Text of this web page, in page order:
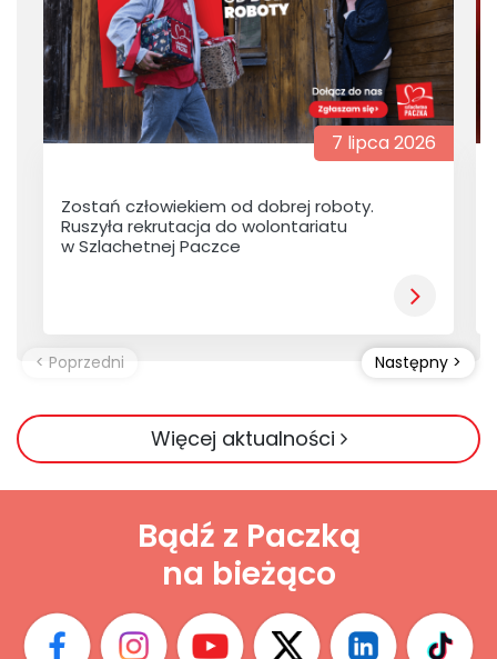
7 lipca 2026
Zostań człowiekiem od dobrej roboty.
Ruszyła rekrutacja do wolontariatu
w Szlachetnej Paczce
Więcej aktualności
Bądź z Paczką
na bieżąco